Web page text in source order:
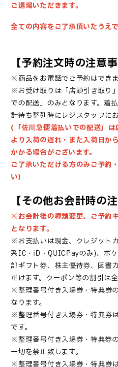
ご退場いただきます。
全ての内容をご了承頂いたうえ
【予約注文時の注意事
※商品をお電話でご予約はできま
※お受け取りは「店頭引き取り
での配送」のみとなります。着
計待ち整列時にレジスタッフに
(「佐川急便着払いでの配送」
より入荷の遅れ・また入荷日か
かかる場合がございます。
ご了承いただける方のみご予約
い)
【その他お会計時の
※お会計後の種類変更、ご予約
となります。
※お支払いは現金、クレジット
系IC・iD・QUICPayのみ)、ポ
部ギフト券、株主優待券、図書
だけます。クーポン等の割引は全
※整理番号付き入場券 ・特典券
なります。
※整理番号付き入場券 ・特典券
です。
※整理番号付き入場券・特典券
一切を禁止致します。
※整理番号付き入場券 ・特典券